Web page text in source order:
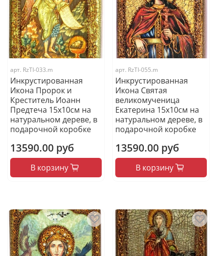
арт. RzTI-033.m
Инкрустированная
Икона Пророк и
Креститель Иоанн
Предтеча 15х10см на
натуральном дереве, в
подарочной коробке
13590.00 руб
В корзину
арт. RzTI-055.m
Инкрустированная
Икона Святая
великомученица
Екатерина 15х10см на
натуральном дереве, в
подарочной коробке
13590.00 руб
В корзину